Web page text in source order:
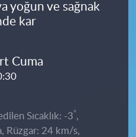
yoğun ve sağnak
kar
Cuma
Sıcaklık: -3°,
Rüzgar: 24 km/s,